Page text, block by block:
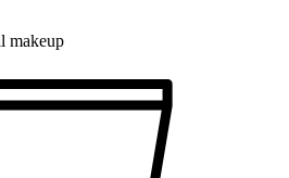
makeup